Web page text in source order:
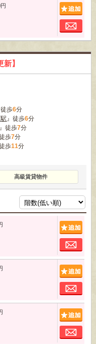
新】
歩6分
』徒歩6分
』徒歩7分
歩7分
歩11分
高級賃貸物件